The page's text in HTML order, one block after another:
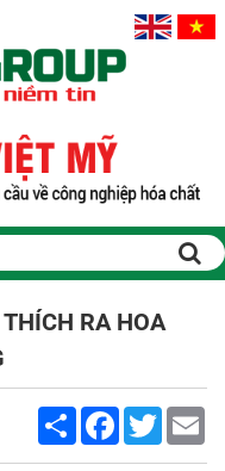
RA HOA
Share FacebookTwitter